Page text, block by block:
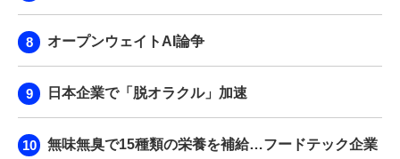
オープンウェイトAI論争
日本企業で「脱オラクル」加速
無味無臭で15種類の栄養を補給…フードテック企業